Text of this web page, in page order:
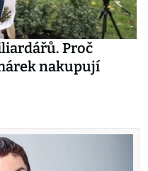
Proč
nakupují